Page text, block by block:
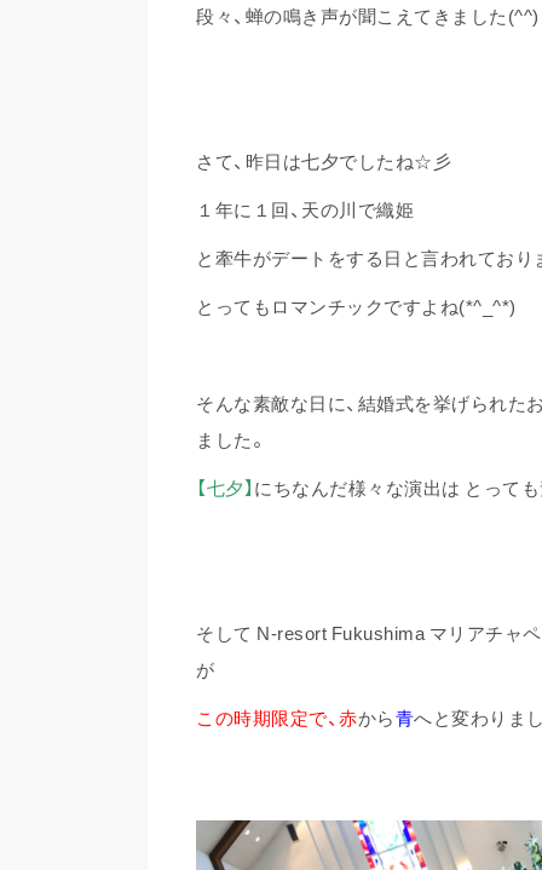
段々、蝉の鳴き声が聞こえてきました(^^)
さて、昨日は七夕でしたね☆彡
１年に１回、天の川で織姫
と牽牛がデートをする日と言われており
とってもロマンチックですよね(*^_^*)
そんな素敵な日に、結婚式を挙げられた
ました。
【七夕】にちなんだ様々な演出は とって
そして N-resort Fukushima マリアチャ
が
この時期限定で、赤から青へと変わりまし